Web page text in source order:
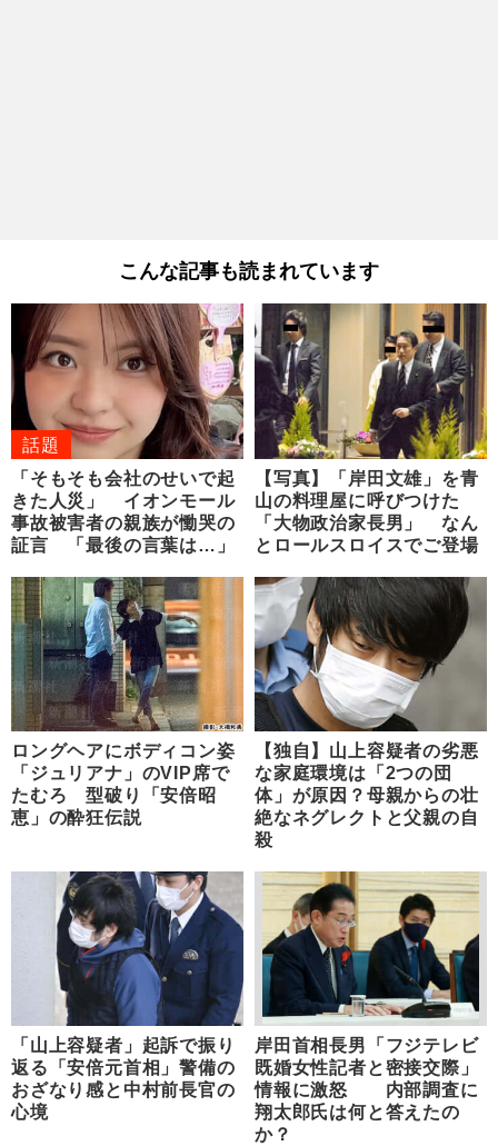
こんな記事も読まれています
話題
「そもそも会社のせいで起
きた人災」 イオンモール
事故被害者の親族が慟哭の
証言 「最後の言葉は…」
【写真】「岸田文雄」を青
山の料理屋に呼びつけた
「大物政治家長男」 なん
とロールスロイスでご登場
ロングヘアにボディコン姿
「ジュリアナ」のVIP席で
たむろ 型破り「安倍昭
恵」の酔狂伝説
【独自】山上容疑者の劣悪
な家庭環境は「2つの団
体」が原因？母親からの壮
絶なネグレクトと父親の自
殺
「山上容疑者」起訴で振り
返る「安倍元首相」警備の
おざなり感と中村前長官の
心境
岸田首相長男「フジテレビ
既婚女性記者と密接交際」
情報に激怒 内部調査に
翔太郎氏は何と答えたの
か？